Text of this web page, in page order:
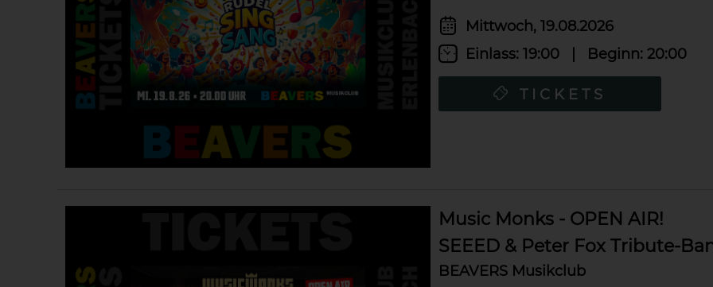
Mittwoch, 19.08.2026
Einlass: 19:00 Beginn: 20:00
TICKETS
Music Monks - OPEN AIR!
SEEED & Peter Fox Tribute-
BEAVERS Musikclub